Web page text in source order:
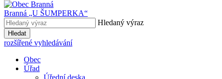
Branná „U ŠUMPERKA“
Hledaný výraz
Hledat
rozšířené vyhledávání
Obec
Úřad
Úřední deska